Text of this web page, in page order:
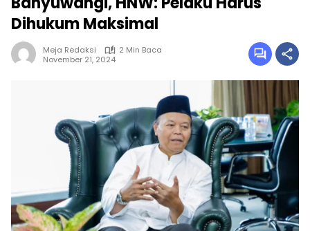
Dihukum Maksimal
Meja Redaksi
2 Min Baca
November 21, 2024